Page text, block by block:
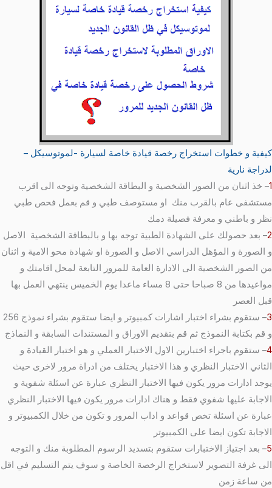
كيفية و خطوات استخراج رخصة قيادة خاصة لسيارة -لموتوسيكل –
لدراجة نارية
1– خذ اثنان من الصور الشخصية و البطاقة الشخصية وتوجه الى اقرب
مستشفى عام بالقرب منك او مستوصف طبي و قم بعمل فحص طبي
نظر و باطني و معرفة فصيلة دمك
2– بعد حصولك على الشهادة الطبية توجه بها و بالبطاقة الشخصية الاصل
و الصورة و المؤهل الدراسي الاصل و الصورة او شهادة محو الامية و اثنان
من الصور الشخصية الى الادارة العامة للمرور التابعة لمحل اقامتك و
مواعيدها من 8 صباحا حتى 8 مساء ماعدا يوم الخميس ينتهي العمل بها
قبل العصر
3
– ستقوم بشراء اختبار اشارات كمبيوتر و ايضا ستقوم بشراء نموذج 256
و قم بكتابة النموذج ثم قم بتقديم الاوراق و المستندات السابقة و النماذج
4– ستقوم باجراء اختبارين الاول الاختبار العملي و هو اختبار القيادة و
الثاني الاختبار النظري و هذا الاختبار يختلف من ادراة مرور لاخرى حيث
يوجد ادارات مرور يكون فيها الاختبار النظري عبارة عن اسئلة شفوية و
الاجابة عليها شفوي فقط و هناك ادارات مرور يكون فيها الاختبار النظري
عبارة عن اسئلة تخص قواعد و اداب المرور و تكون من خلال الكمبيوتر و
الاجابة تكون ايضا على الكمبيوتر
5– بعد اجتياز الاختبارات ستقوم بتسديد الرسوم المطلوبة منك و التوجه
الى غرفة التصوير لاستخراج الرخصة الخاصة و سوف يتم التسليم في اقل
من ساعة زمن